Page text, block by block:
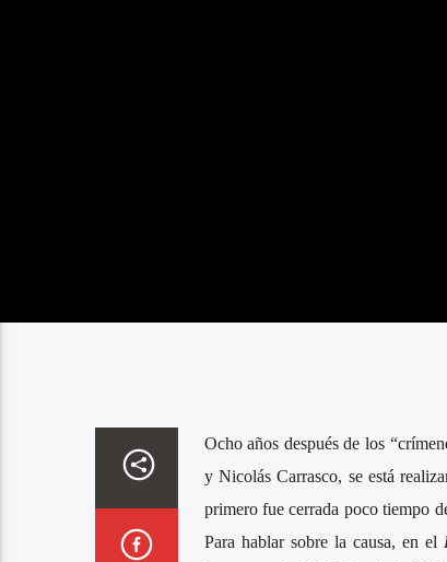
Ocho años después de los
y Nicolás Carrasco, se está
primero fue cerrada poco tiempo
Para hablar sobre la causa, en el